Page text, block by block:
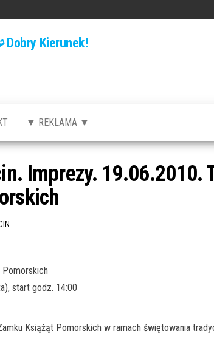
Kierunek!
▼ REKLAMA ▼
Imprezy. 19.06.2010.
start godz. 14:00
Książąt Pomorskich w ramach świętowania